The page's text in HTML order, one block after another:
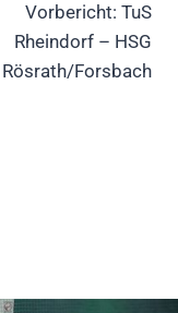
Vorbericht: TuS
Rheindorf – HSG
Rösrath/Forsbach